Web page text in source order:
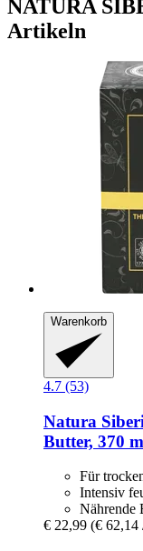
NATURA
Artikeln
Warenkorb
4.7 (53)
Natura
Butter, 370
Für
Intensiv
Nährende
€ 22,99 (€ 62,14